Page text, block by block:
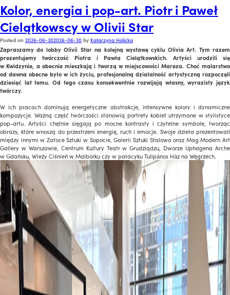
Kolor, energia i pop-art. Piotr i Paweł
Cielątkowscy w Olivii Star
Posted on 2026-06-302026-06-30 by Katarzyna Halicka
Zapraszamy do lobby Olivii Star na kolejną wystawę cyklu Olivia Art. Tym razem
prezentujemy twórczość Piotra i Pawła Cielątkowskich. Artyści urodzili się
w Kwidzynie, a obecnie mieszkają i tworzą w miejscowości Mareza. Choć malarstwo
od dawna obecne było w ich życiu, profesjonalną działalność artystyczną rozpoczęli
dziesięć lat temu. Od tego czasu konsekwentnie rozwijają własny, wyrazisty język
twórczy.
W ich pracach dominują energetyczne abstrakcje, intensywne kolory i dynamiczne
kompozycje. Ważną część twórczości stanowią portrety kobiet utrzymane w stylistyce
pop-artu. Artyści chętnie sięgają po mocne kontrasty i czytelne symbole, tworząc
obrazy, które wnoszą do przestrzeni energię, ruch i emocje. Swoje dzieła prezentowali
między innymi w Zatoce Sztuki w Sopocie, Galerii Sztuki Stalowa oraz Mag Modern Art
Gallery w Warszawie, Centrum Kultury Teatr w Grudziądzu, Dworze Uphagena Arche
w Gdańsku, Wieży Ciśnień w Malborku czy w pałacyku Tulipános Ház na Węgrzech.